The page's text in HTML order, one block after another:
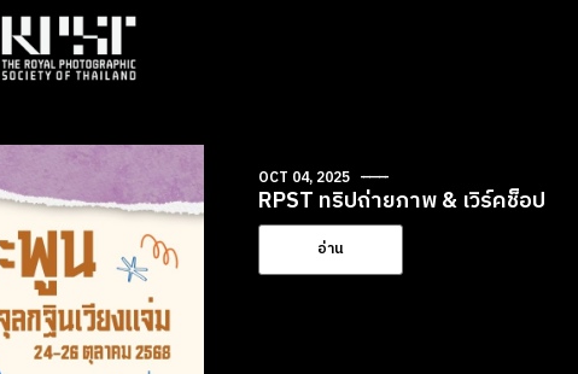
OCT 04, 2025
RPST ทริปถ่ายภาพ & เวิร์คช็อป
อ่าน